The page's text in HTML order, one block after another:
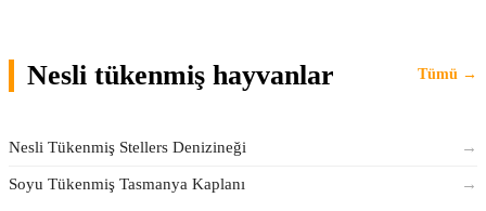
Nesli tükenmiş hayvanlar Tümü →
Nesli Tükenmiş Stellers Denizineği →
Soyu Tükenmiş Tasmanya Kaplanı →